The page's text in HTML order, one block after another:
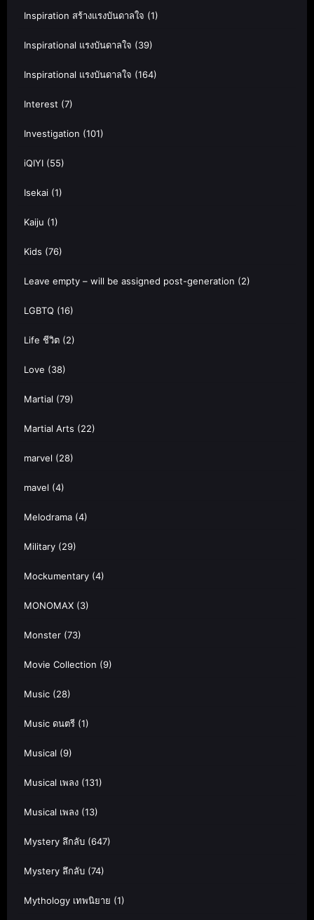
Inspiration สร้างแรงบันดาลใจ (1)
Inspirational แรงบันดาลใจ (39)
Inspirational แรงบันดาลใจ (164)
Interest (7)
Investigation (101)
iQIYI (55)
Isekai (1)
Kaiju (1)
Kids (76)
Leave empty – will be assigned post-generation (2)
LGBTQ (16)
Life ชีวิต (2)
Love (38)
Martial (79)
Martial Arts (22)
marvel (28)
mavel (4)
Melodrama (4)
Military (29)
Mockumentary (4)
MONOMAX (3)
Monster (73)
Movie Collection (9)
Music (28)
Music ดนตรี (1)
Musical (9)
Musical เพลง (131)
Musical เพลง (13)
Mystery ลึกลับ (647)
Mystery ลึกลับ (74)
Mythology เทพนิยาย (1)